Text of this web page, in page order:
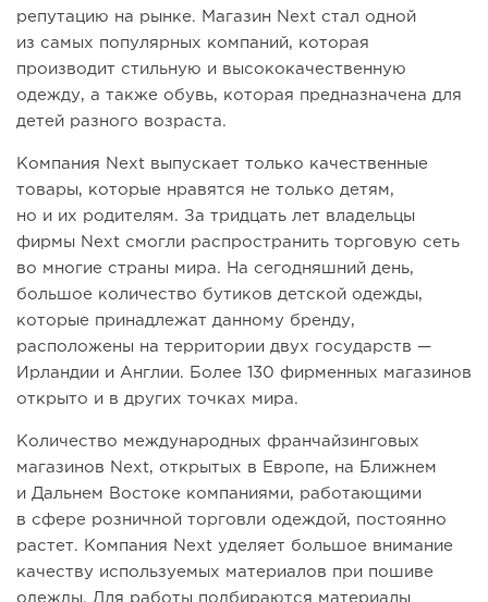
репутацию на рынке. Магазин Next стал одной
из самых популярных компаний, которая
производит стильную и высококачественную
одежду, а также обувь, которая предназначена для
детей разного возраста.
Компания Next выпускает только качественные
товары, которые нравятся не только детям,
но и их родителям. За тридцать лет владельцы
фирмы Next смогли распространить торговую сеть
во многие страны мира. На сегодняшний день,
большое количество бутиков детской одежды,
которые принадлежат данному бренду,
расположены на территории двух государств —
Ирландии и Англии. Более 130 фирменных магазинов
открыто и в других точках мира.
Количество международных франчайзинговых
магазинов Next, открытых в Европе, на Ближнем
и Дальнем Востоке компаниями, работающими
в сфере розничной торговли одеждой, постоянно
растет. Компания Next уделяет большое внимание
качеству используемых материалов при пошиве
одежды. Для работы подбираются материалы